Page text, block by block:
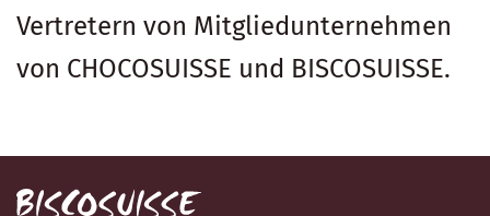
Vertretern von Mitgliedunternehmen
von CHOCOSUISSE und BISCOSUISSE.